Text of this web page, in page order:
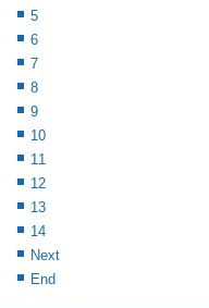
Kế hoạch đánh giá Điểm
Thời gian Kê khai của Đơn
gian Sinh viên tự đánh giá:
Thông báo tổ chức khám
Danh sách học bổng
Kế hoạch tổ chức hội diễn
Thông báo Đăng kí trang
Tổ chức hội thảo khoa
Thời khóa biểu Hệ chính